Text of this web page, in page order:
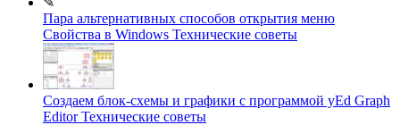
Пара альтернативных способов открытия меню
Свойства в Windows Технические советы
Создаем блок-схемы и графики c программой yEd Graph
EditorТехнические советы